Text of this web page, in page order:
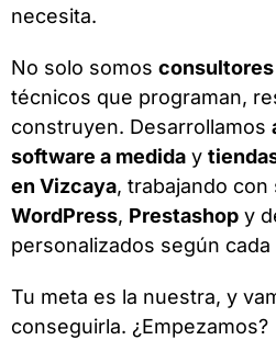
necesita.
No solo somos consultores
técnicos que programan,
construyen. Desarrollamos
software a medida y
en Vizcaya, trabajando
WordPress, Prestashop y
personalizados según
Tu meta es la nuestra, y
conseguirla. ¿Empezamos?